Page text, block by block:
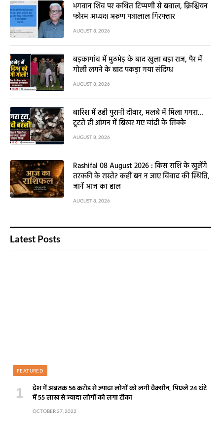
भगवान शिव पर कथित टिप्पणी से बवाल, क्रिश्चियन
फोरम अध्यक्ष अरुण पन्नालाल गिरफ्तार
AUGUST 8, 2026
बड़कागांव में मुठभेड़ के बाद खुला बड़ा राज, पैर में
गोली लगने के बाद पकड़ा गया संदिग्ध
AUGUST 8, 2026
बारिश में ढही पुरानी दीवार, मलबे में मिला गगरा…
टूटते ही आंगन में बिखर गए चांदी के सिक्के
AUGUST 8, 2026
Rashifal 08 August 2026 : किस राशि के खुलेंगे
तरक्की के रास्ते? कहीं बन न जाए विवाद की स्थिति,
जानें आज का हाल
AUGUST 8, 2026
Latest Posts
FEATURED
देश में अबतक 56 करोड़ से ज्यादा लोगों को लगी वैक्सीन, पिछले 24 घंटे
में 55 लाख से ज्यादा लोगों को लगा टीका
OCTOBER 27, 2022